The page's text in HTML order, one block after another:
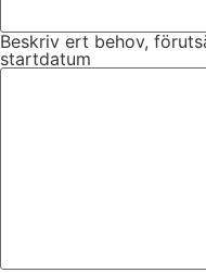
Beskriv ert behov,
startdatum